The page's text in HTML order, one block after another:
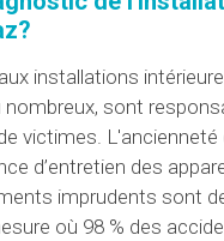
installations
sont
victimes. L'ancienneté
d’entretien des
imprudents sont
où 98 % des